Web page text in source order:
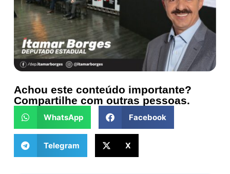
Achou este conteúdo importante?
Compartilhe com outras pessoas.
WhatsApp Facebook
Telegram X